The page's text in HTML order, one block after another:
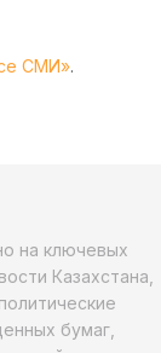
СМИ».
на ключевых
Казахстана,
бумаг,